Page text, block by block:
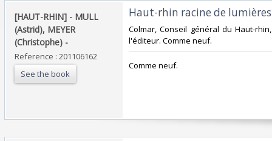
‎[HAUT-RHIN] - MULL
(Astrid), MEYER
(Christophe) - ‎
Reference : 201106162
See the book
‎Haut-rhin racine de
‎Colmar, Conseil général du Haut-
l'éditeur. Comme neuf.‎
‎Comme neuf.‎